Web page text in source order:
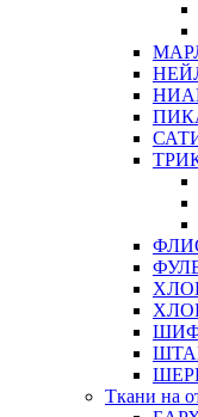
Ткани на